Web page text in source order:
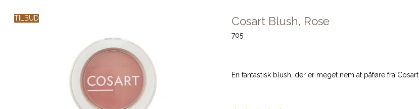
TILBUD Cosart Blush, Rose
705
En fantastisk blush, der er meget nem at påføre fra Cosart